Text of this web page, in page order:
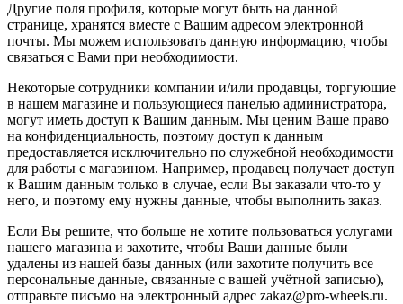
Другие поля профиля, которые могут быть на данной
странице, хранятся вместе с Вашим адресом электронной
почты. Мы можем использовать данную информацию, чтобы
связаться с Вами при необходимости.
Некоторые сотрудники компании и/или продавцы, торгующие
в нашем магазине и пользующиеся панелью администратора,
могут иметь доступ к Вашим данным. Мы ценим Ваше право
на конфиденциальность, поэтому доступ к данным
предоставляется исключительно по служебной необходимости
для работы с магазином. Например, продавец получает доступ
к Вашим данным только в случае, если Вы заказали что-то у
него, и поэтому ему нужны данные, чтобы выполнить заказ.
Если Вы решите, что больше не хотите пользоваться услугами
нашего магазина и захотите, чтобы Ваши данные были
удалены из нашей базы данных (или захотите получить все
персональные данные, связанные с вашей учётной записью),
отправьте письмо на электронный адрес zakaz@pro-wheels.ru.